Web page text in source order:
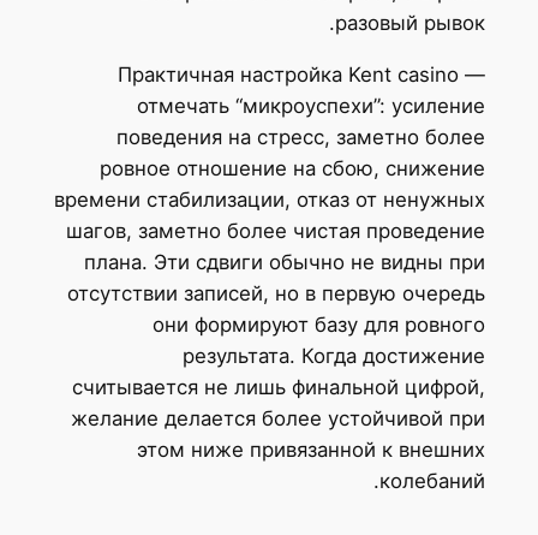
разовый рывок.
Практичная настройка Kent casino —
отмечать “микроуспехи”: усиление
поведения на стресс, заметно более
ровное отношение на сбою, снижение
времени стабилизации, отказ от ненужных
шагов, заметно более чистая проведение
плана. Эти сдвиги обычно не видны при
отсутствии записей, но в первую очередь
они формируют базу для ровного
результата. Когда достижение
считывается не лишь финальной цифрой,
желание делается более устойчивой при
этом ниже привязанной к внешних
колебаний.